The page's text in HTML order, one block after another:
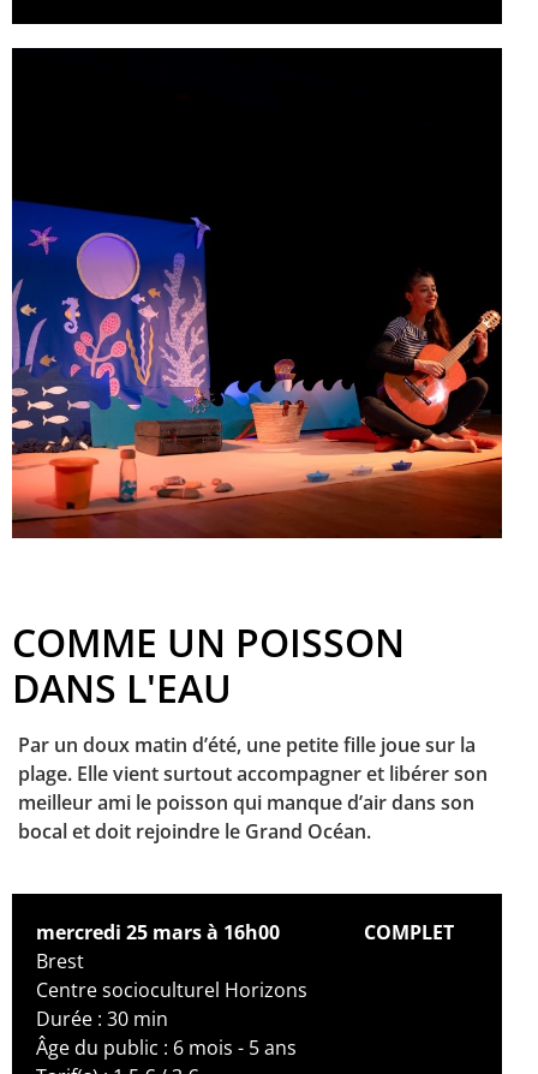
COMME UN POISSON
DANS L'EAU
Par un doux matin d’été, une petite fille joue sur la
plage. Elle vient surtout accompagner et libérer son
meilleur ami le poisson qui manque d’air dans son
bocal et doit rejoindre le Grand Océan.
mercredi 25 mars à 16h00
COMPLET
Brest
Centre socioculturel Horizons
Durée : 30 min
Âge du public : 6 mois - 5 ans